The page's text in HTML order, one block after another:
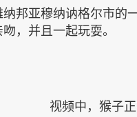
邦亚穆纳讷格尔市的
，并且一起玩耍。
视频中，猴子